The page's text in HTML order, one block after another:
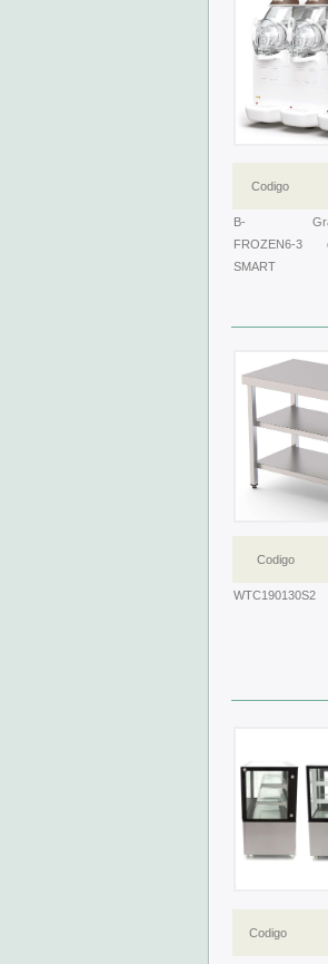
Codigo
B-
FROZEN6-3
SMART
Codigo
WTC190130S2
Codigo